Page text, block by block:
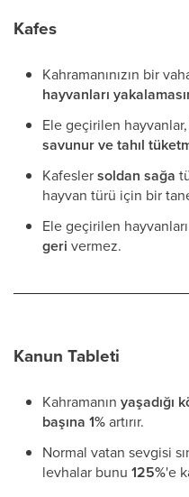
Kafes
Kahramanınızın bir
hayvanları
Ele geçirilen
savunur ve tahıl
Kafeslersoldan sağa
hayvan türü için bir
Ele geçirilen
geri vermez.
Kanun Tableti
Kahramanın yaşadığı
başına 1%artırır.
Normal vatan sevgisi
levhalar bunu 125%'e